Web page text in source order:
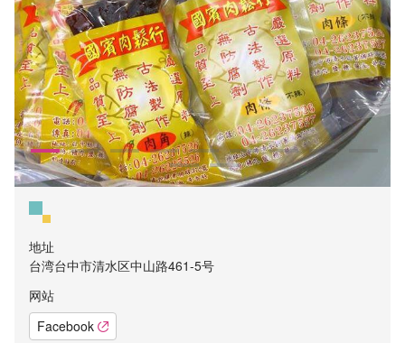
地址
台湾台中市清水区中山路461-5号
网站
Facebook